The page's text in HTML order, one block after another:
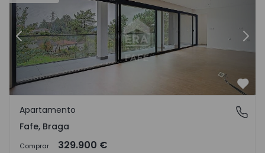
Anterior
Fafe, Braga
Apartamento
Fafe, Braga
Comprar 329.900 €